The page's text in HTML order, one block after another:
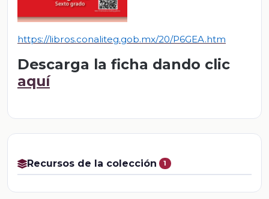
https://libros.conaliteg.gob.mx/20/P6GEA.htm
Descarga la ficha dando clic
aquí
Recursos de la colección 1